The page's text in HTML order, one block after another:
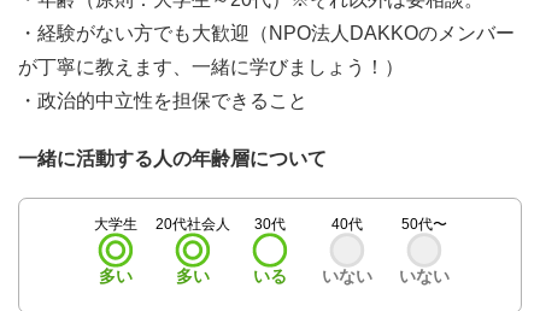
・経験がない方でも大歓迎（NPO法人DAKKOのメンバー
が丁寧に教えます、一緒に学びましょう！）
・政治的中立性を担保できること
一緒に活動する人の年齢層について
大学生
多い
20代社会人
多い
30代
いる
40代
いない
50代〜
いない